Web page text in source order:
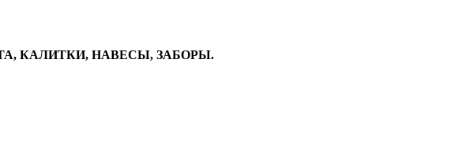
КАЛИТКИ, НАВЕСЫ, ЗАБОРЫ.